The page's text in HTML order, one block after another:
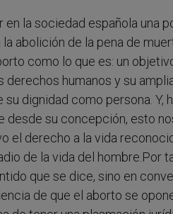
la sociedad española una
abolición de la pena de
como lo que es: un
humanos y su
dignidad como persona. Y,
desde su concepción, esto
el derecho a la vida
de la vida del hombre.Por
que se dice, sino en
de que el aborto se